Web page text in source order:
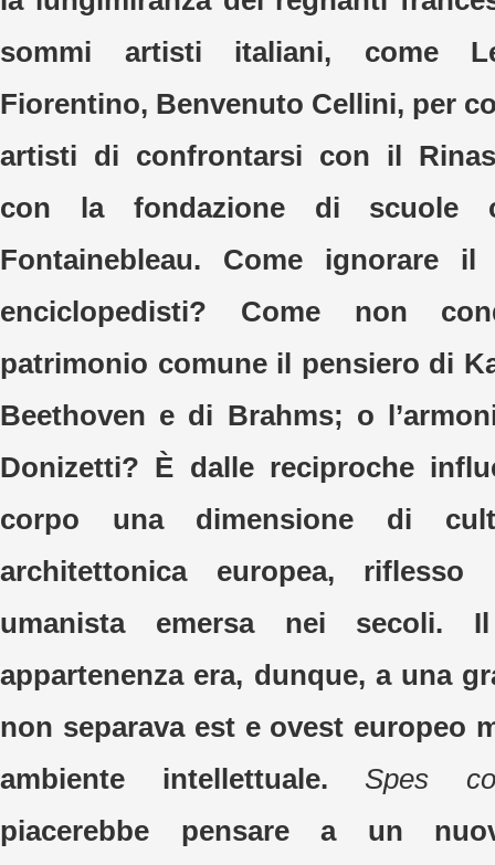
sommi artisti italiani, come
Fiorentino, Benvenuto Cellini, per
artisti di confrontarsi con il
con la fondazione di scuole
Fontainebleau. Come ignorare
enciclopedisti? Come non
patrimonio comune il pensiero di
Beethoven e di Brahms; o
Donizetti? È dalle reciproche
corpo una dimensione di
architettonica europea,
umanista emersa nei secoli.
appartenenza era, dunque, a una
non separava est e ovest europeo
ambiente intellettuale. Spes
piacerebbe pensare a un